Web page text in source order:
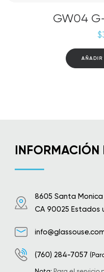
GW04
$
INFORMACIÓN
8605 Santa
CA 90025 Estados
(760) 284-7057